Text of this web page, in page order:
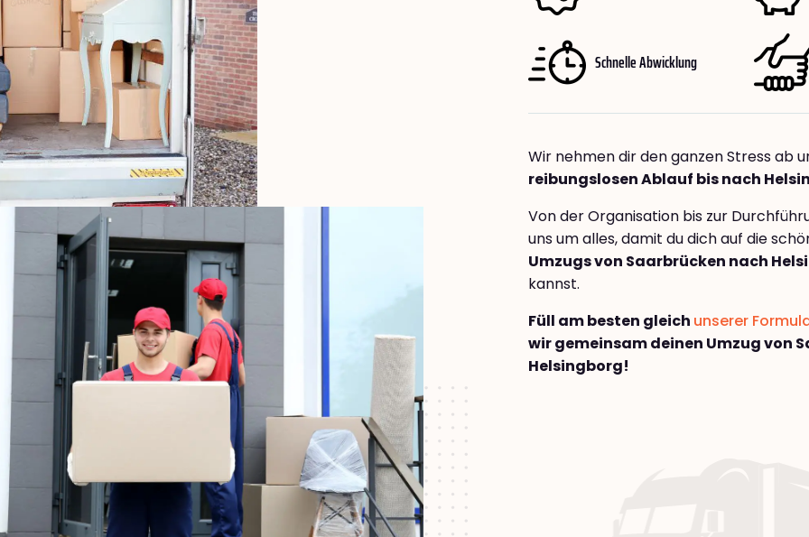
Schnelle Abwicklung
Wir nehmen dir den ganzen Stress ab
reibungslosen Ablauf bis nach
Von der Organisation bis zur
uns um alles, damit du dich auf die
Umzugs von Saarbrücken nach
kannst.
Füll am besten gleich unserer
wir gemeinsam deinen Umzug von
Helsingborg!